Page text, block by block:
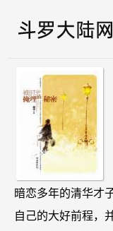
暗恋多年的清华才
自己的大好前程，